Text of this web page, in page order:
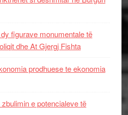
figurave monumentale të
dhe At Gjergj Fishta
prodhuese te ekonomia
e potencialeve të